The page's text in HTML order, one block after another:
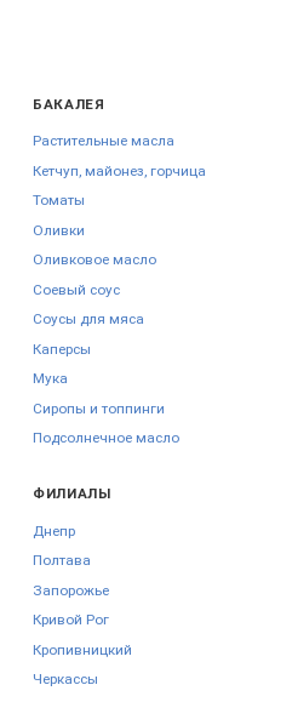
БАКАЛЕЯ
Растительные масла
Кетчуп, майонез, горчица
Томаты
Оливки
Оливковое масло
Соевый соус
Соусы для мяса
Каперсы
Мука
Сиропы и топпинги
Подсолнечное масло
ФИЛИАЛЫ
Днепр
Полтава
Запорожье
Кривой Рог
Кропивницкий
Черкаcсы